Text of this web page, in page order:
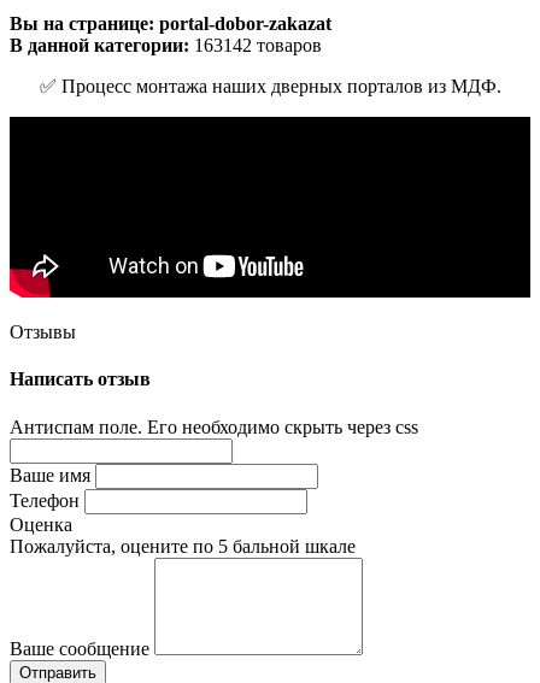
Вы на странице: portal-dobor-zakazat
В данной категории: 163142 товаров
✅ Процесс монтажа наших дверных порталов из МДФ.
Отзывы
Написать отзыв
Антиспам поле. Его необходимо скрыть через css
Ваше имя
Телефон
Оценка
Пожалуйста, оцените по 5 бальной шкале
Ваше сообщение